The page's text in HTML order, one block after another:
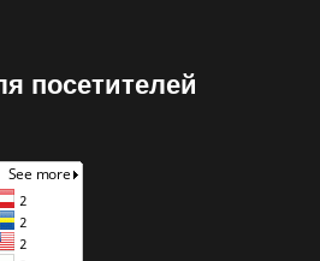
посетителей